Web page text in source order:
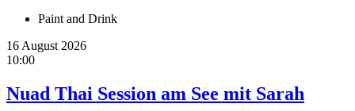
Paint and Drink
16 August 2026
10:00
Nuad Thai Session am See mit Sarah